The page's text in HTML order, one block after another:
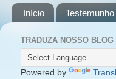
Início
TRADUZA NOSSO BLOG
Powered by